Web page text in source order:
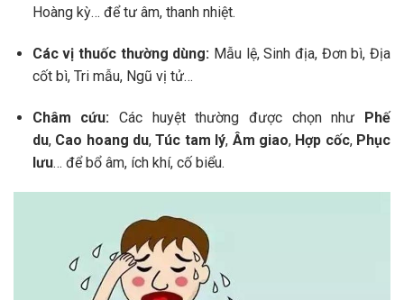
Hoàng kỳ… để tư âm, thanh nhiệt.
Các vị thuốc thường dùng: Mẫu lệ, Sinh địa, Đơn bì, Địa
cốt bì, Tri mẫu, Ngũ vị tử…
Châm cứu: Các huyệt thường được chọn như Phế
du, Cao hoang du,Túc tam lý, Âm giao, Hợp cốc, Phục
lưu… để bổ âm, ích khí, cố biểu.